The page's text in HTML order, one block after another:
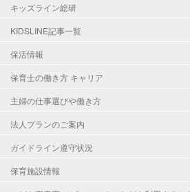
キッズライン総研
KIDSLINE記事一覧
保活情報
保育士の働き方 キャリア
主婦の仕事選びや働き方
法人プランのご案内
ガイドライン遵守状況
保育施設情報